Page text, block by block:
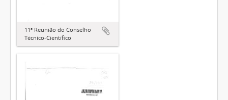
11ª Reunião do Conselho
Técnico-Científico